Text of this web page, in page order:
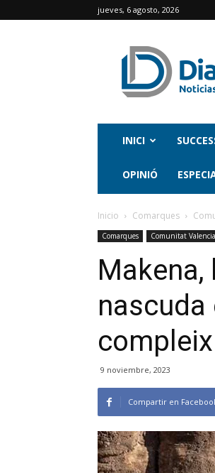
jueves, 6 agosto, 2026
INICI
OPINIÓ
Inicio Comarques
Comarques Comunitat
Makena,
nascuda
9 noviembre, 2023
Compartir en